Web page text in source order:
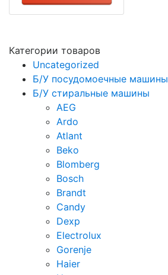
Категории товаров
Uncategorized
Б/У посудомоечные машины
Б/У стиральные машины
AEG
Ardo
Atlant
Beko
Blomberg
Bosch
Brandt
Candy
Dexp
Electrolux
Gorenje
Haier